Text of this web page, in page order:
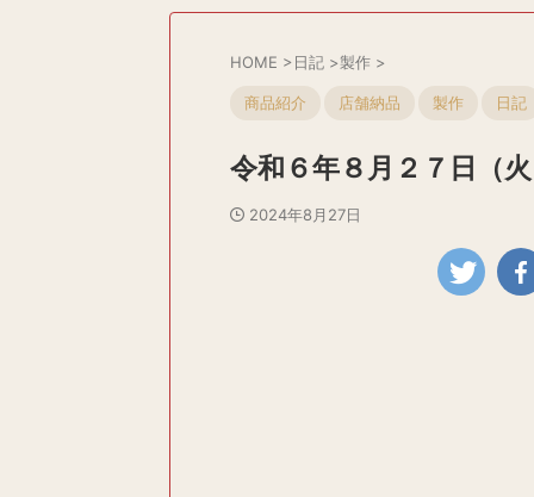
HOME >日記 >製作 >
商品紹介 店舗納品 製作 日記
令和６年８月２７日（
2024年8月27日